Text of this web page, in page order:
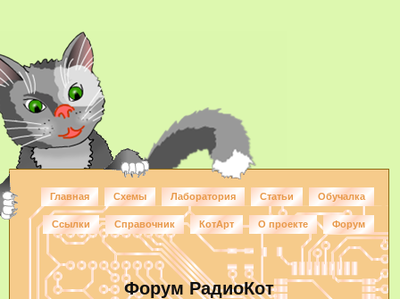
Главная Схемы Лаборатория Статьи Обучалка
Ссылки Справочник КотАрт О проекте Форум
Форум РадиоКот